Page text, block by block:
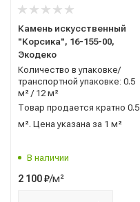
Камень искусственный
"Корсика", 16-155-00,
Экодеко
Количество в упаковке/
транспортной упаковке: 0.5
м² / 12 м²
Товар продается кратно 0.5
м². Цена указана за 1 м²
В наличии
2 100₽/м²